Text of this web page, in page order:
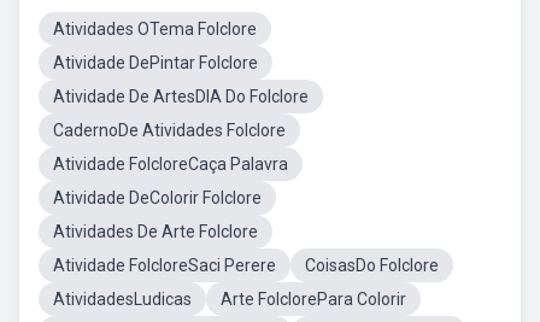
Atividades OTema Folclore
Atividade DePintar Folclore
Atividade De ArtesDIA Do Folclore
CadernoDe Atividades Folclore
Atividade FolcloreCaça Palavra
Atividade DeColorir Folclore
Atividades De Arte Folclore
Atividade FolcloreSaci Perere
CoisasDo Folclore
AtividadesLudicas
Arte FolclorePara Colorir